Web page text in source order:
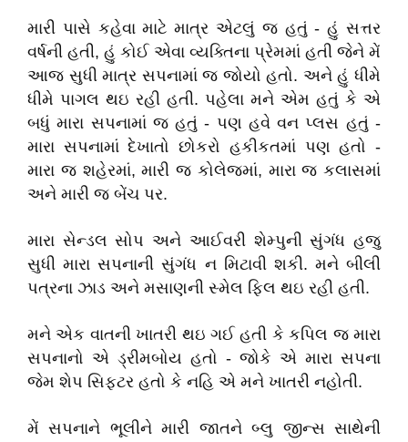
મારી પાસે કહેવા માટે માત્ર એટલું જ હતું - હું સત્તર
વર્ષની હતી, હું કોઈ એવા વ્યક્તિના પ્રેમમાં હતી જેને મેં
આજ સુધી માત્ર સપનામાં જ જોયો હતો. અને હું ધીમે
ધીમે પાગલ થઇ રહી હતી. પહેલા મને એમ હતું કે એ
બધું મારા સપનામાં જ હતું - પણ હવે વન પ્લસ હતું -
મારા સપનામાં દેખાતો છોકરો હકીકતમાં પણ હતો -
મારા જ શહેરમાં, મારી જ કોલેજમાં, મારા જ કલાસમાં
અને મારી જ બેંચ પર.
મારા સેન્ડલ સોપ અને આઈવરી શેમ્પુની સુંગંધ હજુ
સુધી મારા સપનાની સુંગંધ ન મિટાવી શકી. મને બીલી
પત્રના ઝાડ અને મસાણની સ્મેલ ફિલ થઇ રહી હતી.
મને એક વાતની ખાતરી થઇ ગઈ હતી કે કપિલ જ મારા
સપનાનો એ ડ્રીમબોય હતો - જોકે એ મારા સપના
જેમ શેપ સિફટર હતો કે નહિ એ મને ખાતરી નહોતી.
મેં સપનાને ભૂલીને મારી જાતને બ્લુ જીન્સ સાથેની